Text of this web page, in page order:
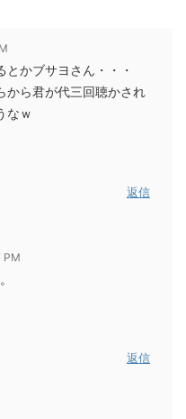
かブサヨさん・・・
から君が代三回聴かされ
なｗ
返信
PM
返信